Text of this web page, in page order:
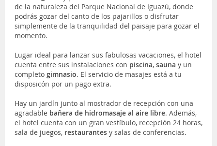
de la naturaleza del Parque Nacional de Iguazú, donde
podrás gozar del canto de los pajarillos o disfrutar
simplemente de la tranquilidad del paisaje para gozar el
momento.
Lugar ideal para lanzar sus fabulosas vacaciones, el hotel
cuenta entre sus instalaciones con piscina, sauna y un
completo gimnasio. El servicio de masajes está a tu
disposicón por un pago extra.
Hay un jardín junto al mostrador de recepción con una
agradable bañera de hidromasaje al aire libre. Además,
el hotel cuenta con un gran vestíbulo, recepción 24 horas,
sala de juegos, restaurantes y salas de conferencias.